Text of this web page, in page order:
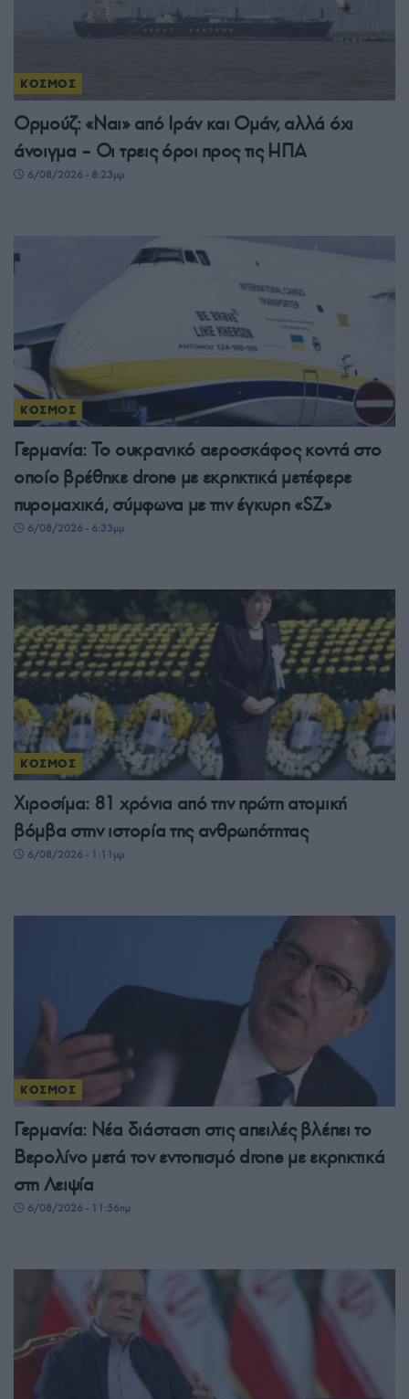
ΚΟΣΜΟΣ
Ορμούζ: «Ναι» από Ιράν και Ομάν, αλλά όχι
άνοιγμα – Οι τρεις όροι προς τις ΗΠΑ
6/08/2026 - 8:23μμ
ΚΟΣΜΟΣ
Γερμανία: Το ουκρανικό αεροσκάφος κοντά στο
οποίο βρέθηκε drone με εκρηκτικά μετέφερε
πυρομαχικά, σύμφωνα με την έγκυρη «SZ»
6/08/2026 - 6:33μμ
ΚΟΣΜΟΣ
Χιροσίμα: 81 χρόνια από την πρώτη ατομική
βόμβα στην ιστορία της ανθρωπότητας
6/08/2026 - 1:11μμ
ΚΟΣΜΟΣ
Γερμανία: Νέα διάσταση στις απειλές βλέπει το
Βερολίνο μετά τον εντοπισμό drone με εκρηκτικά
στη Λειψία
6/08/2026 - 11:56πμ